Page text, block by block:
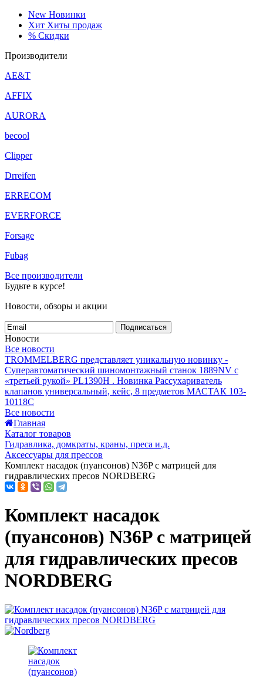
New Новинки
Хит Хиты продаж
% Скидки
Производители
AE&T
AFFIX
AURORA
becool
Clipper
Drreifen
ERRECOM
EVERFORCE
Forsage
Fubag
Все производители
Будьте в курсе!
Новости, обзоры и акции
Подписаться
Новости
Все новости
TROMMELBERG представляет уникальную новинку -
Суперавтоматический шиномонтажный станок 1889NV с
«третьей рукой» PL1390H . Новинка Рассухариватель
клапанов универсальный, кейс, 8 предметов МАСТАК 103-
10118C
Все новости
Главная
Каталог товаров
Гидравлика, домкраты, краны, преса и.д.
Аксессуары для прессов
Комплект насадок (пуансонов) N36P c матрицей для
гидравлических пресов NORDBERG
Комплект насадок
(пуансонов) N36P c матрицей
для гидравлических пресов
NORDBERG